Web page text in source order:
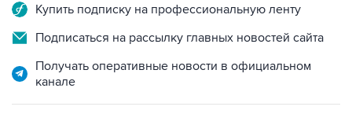
Купить подписку на профессиональную ленту
Подписаться на рассылку главных новостей сайта
Получать оперативные новости в официальном
канале